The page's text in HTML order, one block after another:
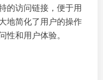
的访问链接，便于用
地简化了用户的操作
性和用户体验。